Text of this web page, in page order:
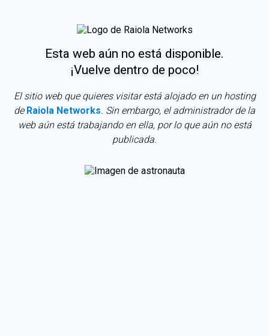
Esta web aún no está disponible.
¡Vuelve dentro de poco!
El sitio web que quieres visitar está alojado en un hosting
de Raiola Networks . Sin embargo, el administrador de la
web aún está trabajando en ella, por lo que aún no está
publicada.